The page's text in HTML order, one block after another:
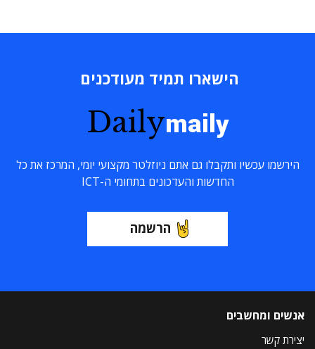
הישארו תמיד מעודכנים
Dailymaily
הירשמו עכשיו ותקבלו גם אתם ניוזלטר מקצועי יומי, המרכז את כל
החדשות והעדכונים בתחומי ה-ICT
הרשמה
אנשים ומחשבים
יצירת קשר